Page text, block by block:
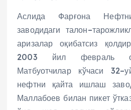
Аслида Фарғона
заводидаги
аризалар оқибатсиз
2003 йил февраль
Матбуотчилар кўчаси
нефтни қайта ишлаш
Маллабоев билан пикет